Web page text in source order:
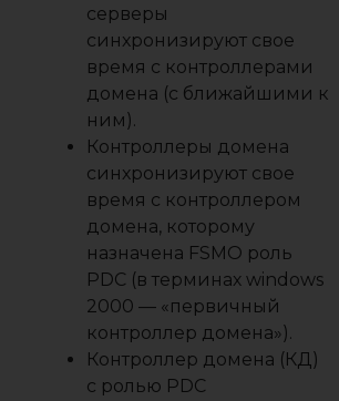
серверы
синхронизируют свое
время с контроллерами
домена (с ближайшими к
ним).
Контроллеры домена
синхронизируют свое
время с контроллером
домена, которому
назначена FSMO роль
PDC (в терминах windows
2000 — «первичный
контроллер домена»).
Контроллер домена (КД)
с ролью PDC